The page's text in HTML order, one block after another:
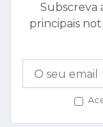
Subscreva
principais